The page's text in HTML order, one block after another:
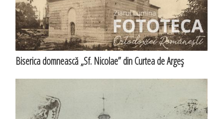
Biserica domnească „Sf. Nicolae” din Curtea de Argeş